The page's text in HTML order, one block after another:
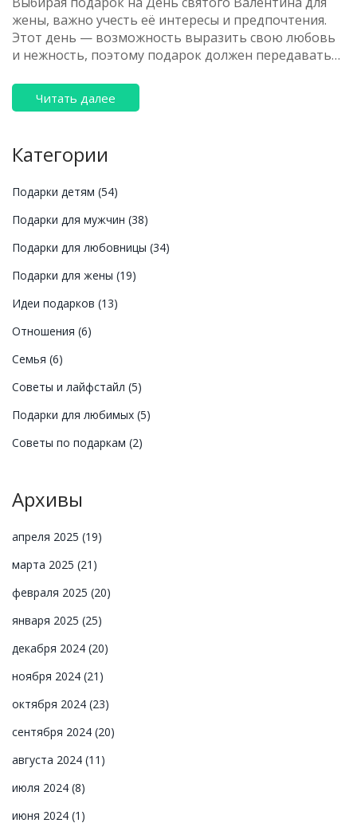
жены, важно учесть её интересы и предпочтения.
Этот день — возможность выразить свою любовь
и нежность, поэтому подарок должен передавать
полезные советы и идеи, которые помогут сделать
правильный выбор и удивить вашу любимую. Мы
настоящий праздник.
Читать далее
Категории
Подарки детям (54)
Подарки для мужчин (38)
Подарки для любовницы (34)
Подарки для жены (19)
Идеи подарков (13)
Отношения (6)
Семья (6)
Советы и лайфстайл (5)
Подарки для любимых (5)
Советы по подаркам (2)
Архивы
апреля 2025 (19)
марта 2025 (21)
февраля 2025 (20)
января 2025 (25)
декабря 2024 (20)
ноября 2024 (21)
октября 2024 (23)
сентября 2024 (20)
августа 2024 (11)
июля 2024 (8)
июня 2024 (1)